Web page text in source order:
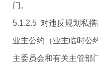
门。
5.1.2.5 对违反规划私
业主公约（业主临时公
主委员会和有关主管部